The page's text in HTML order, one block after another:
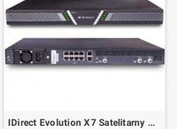
IDirect Evolution X7 Satelitarny Router Modem Zdalny